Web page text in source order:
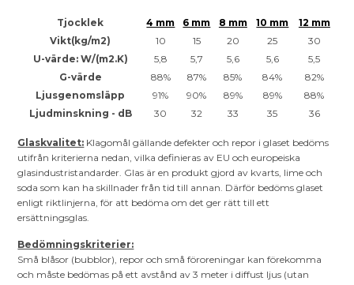
Tjocklek 4 mm 6 mm 8 mm 10 mm
12 mm
Vikt(kg/m2)
10 15 20 25
30
U-värde: W/(m2.K)
5,8 5,7 5,6 5,6
5,5
G-värde
88% 87% 85% 84%
82%
Ljusgenomsläpp
91% 90% 89% 89%
88%
Ljudminskning - dB
30 32 33 35 36
Glaskvalitet: Klagomål gällande defekter och repor i glaset bedöms
utifrån kriterierna nedan, vilka definieras av EU och europeiska
glasindustristandarder. Glas är en produkt gjord av kvarts, lime och
soda som kan ha skillnader från tid till annan. Därför bedöms glaset
enligt riktlinjerna, för att bedöma om det ger rätt till ett
ersättningsglas.
Bedömningskriterier:
Små blåsor (bubblor), repor och små föroreningar kan förekomma
och måste bedömas på ett avstånd av 3 meter i diffust ljus (utan